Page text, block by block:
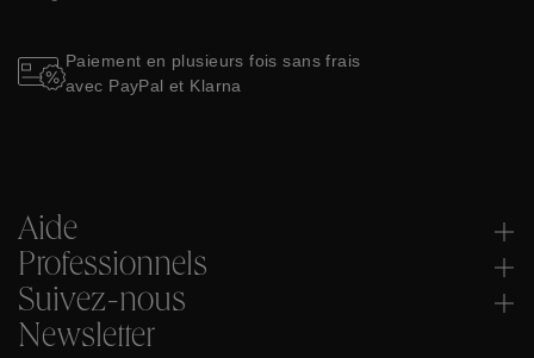
Paiement en plusieurs fois sans frais
avec PayPal et Klarna
Aide
Professionnels
Suivez-nous
Newsletter